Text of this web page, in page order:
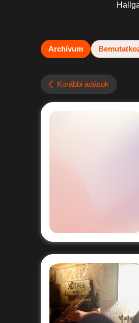
Archívum
Korábbi adások